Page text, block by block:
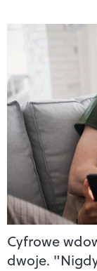
Cyfrowe
dwoje.